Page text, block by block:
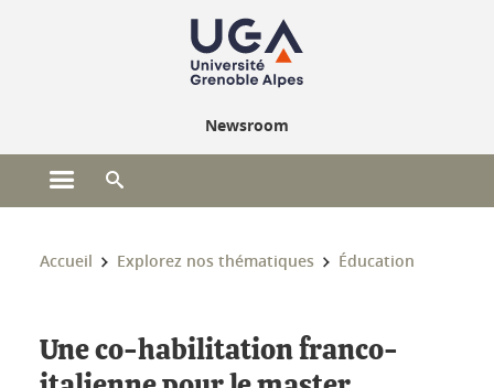
Newsroom
Ouvrir le menu principal
Vous êtes ici :
Accueil Explorez nos thématiques Éducation
Une co-habilitation franco-